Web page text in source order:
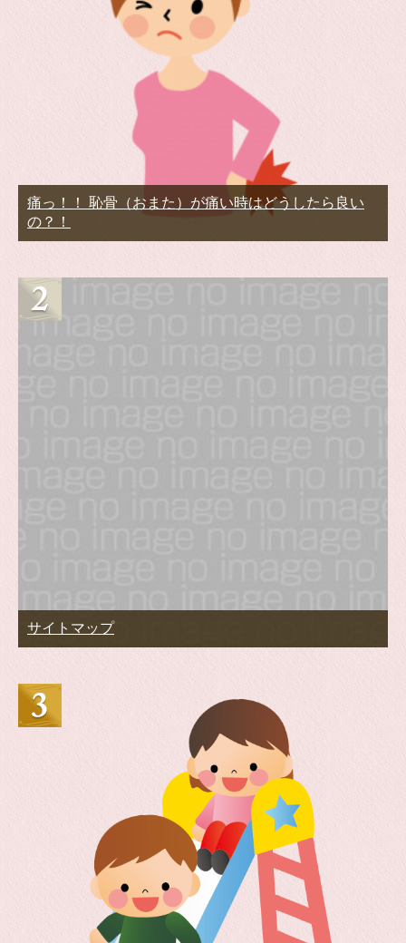
痛っ！！ 恥骨（おまた）が痛い時はどうしたら良い
の？！
サイトマップ